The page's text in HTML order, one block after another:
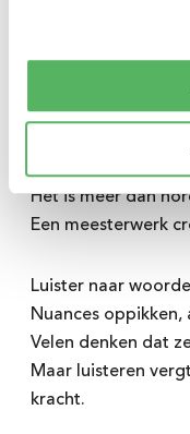
Luister goed, ik
Luisteren is een
Het is meer dan
Een meesterwerk
Luister naar
Nuances
Velen denken dat
Maar luisteren
kracht.
E-mailadres*
startpakket
lees hier